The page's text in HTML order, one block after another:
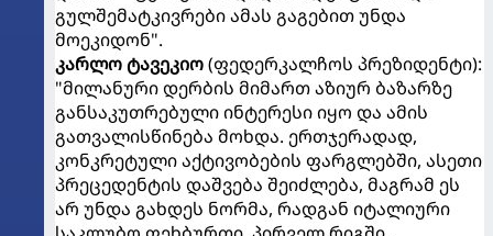
გულშემატკივრები ამას გაგებით უნდა
მოეკიდონ".
კარლო ტავეკიო(ფედერკალჩოს პრეზიდენტი):
"მილანური დერბის მიმართ აზიურ ბაზარზე
განსაკუთრებული ინტერესი იყო და ამის
გათვალისწინება მოხდა. ერთჯერადად,
კონკრეტული აქტივობების ფარგლებში, ასეთი
პრეცედენტის დაშვება შეიძლება, მაგრამ ეს
არ უნდა გახდეს ნორმა, რადგან იტალიური